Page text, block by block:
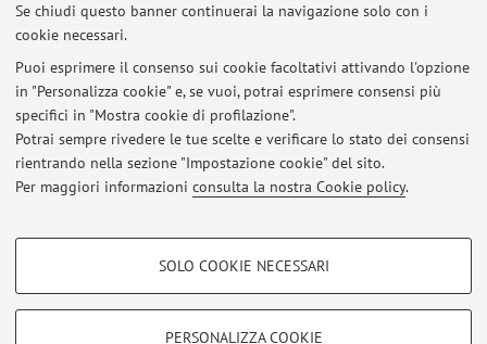
Se chiudi questo banner continuerai la navigazione solo con i
cookie necessari.
Puoi esprimere il consenso sui cookie facoltativi attivando l'opzione
in "Personalizza cookie" e, se vuoi, potrai esprimere consensi più
specifici in "Mostra cookie di profilazione".
Potrai sempre rivedere le tue scelte e verificare lo stato dei consensi
rientrando nella sezione "Impostazione cookie" del sito.
Per maggiori informazioni consulta la nostra Cookie policy.
COOKIE DI PROFILAZIONE - FACOLTATIVI
SOLO COOKIE NECESSARI
PERSONALIZZA COOKIE
Ultimi avvisi
Al momento non sono presenti avvisi.
Area riservata
Accedi tramiteloginper gestire tutti i contenuti del sito.